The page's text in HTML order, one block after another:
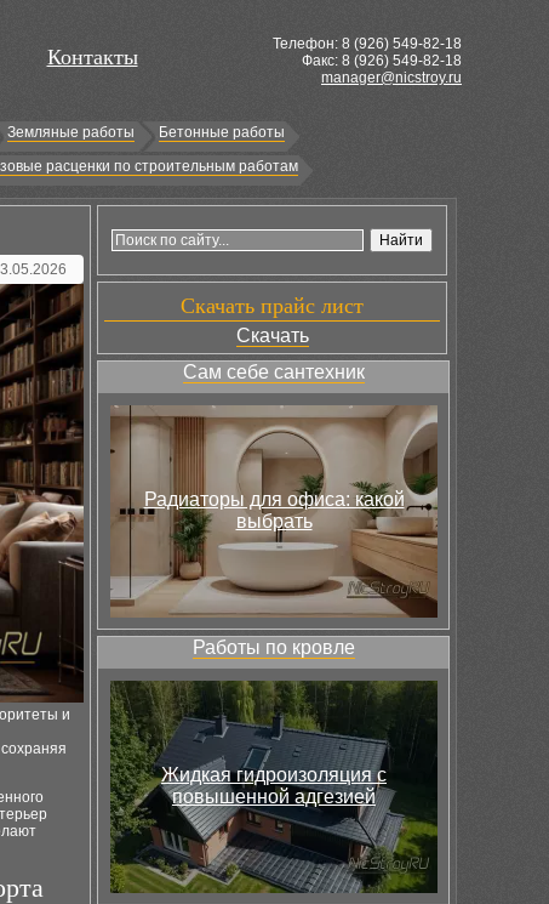
Контакты
Телефон: 8 (926) 549-82-18
Факс: 8 (926) 549-82-18
manager@nicstroy.ru
Земляные работы
Бетонные работы
расценки по строительным работам
и
Скачать прайс лист
Скачать
Сам себе сантехник
Радиаторы для офиса: какой
выбрать
Работы по кровле
Жидкая гидроизоляция с
повышенной адгезией